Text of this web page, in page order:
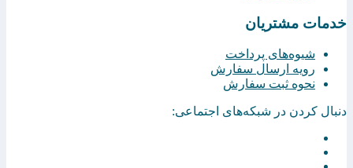
خدمات مشتریان
شیوه‌های پرداخت
رویه ارسال سفارش
نحوه ثبت سفارش
دنبال کردن در شبکه‌های اجتماعی: